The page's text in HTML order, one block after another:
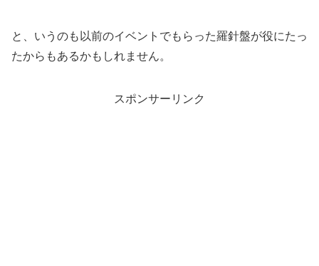
と、いうのも以前のイベントでもらった羅針盤が役にたっ
たからもあるかもしれません。
スポンサーリンク